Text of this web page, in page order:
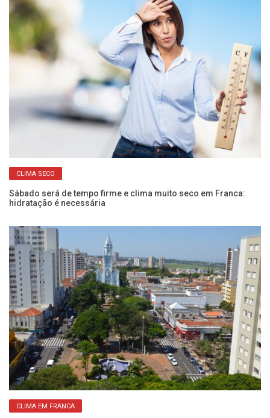
CLIMA SECO
Sábado será de tempo firme e clima muito seco em Franca:
hidratação é necessária
CLIMA EM FRANCA